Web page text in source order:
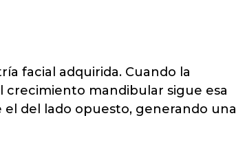
facial adquirida. Cuando la
crecimiento mandibular sigue esa
del lado opuesto, generando una